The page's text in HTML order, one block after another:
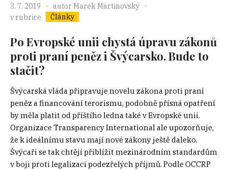
3. 7. 2019 autor Marek Martinovský
v rubrice
Články
Po Evropské unii chystá úpravu zákonů
proti praní peněz i Švýcarsko. Bude to
stačit?
Švýcarská vláda připravuje novelu zákona proti praní
peněz a financování terorismu, podobně přísná opatření
by měla platit od příštího ledna také v Evropské unii.
Organizace Transparency International ale upozorňuje,
že k ideálnímu stavu mají nové zákony ještě daleko.
Švýcaři se tak chtějí přiblížit mezinárodním standardům
v boji proti legalizaci podezřelých příjmů. Podle OCCRP